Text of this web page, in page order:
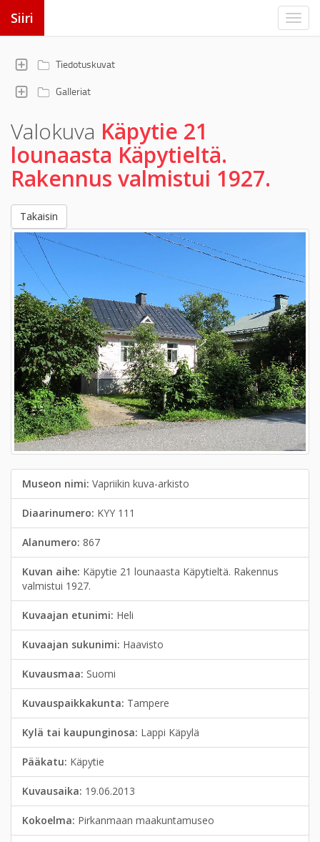
Siiri
Tiedotuskuvat
Galleriat
Valokuva Käpytie 21
lounaasta Käpytieltä.
Rakennus valmistui 1927.
Takaisin
Museon nimi: Vapriikin kuva-arkisto
Diaarinumero: KYY 111
Alanumero: 867
Kuvan aihe: Käpytie 21 lounaasta Käpytieltä. Rakennus
valmistui 1927.
Kuvaajan etunimi: Heli
Kuvaajan sukunimi: Haavisto
Kuvausmaa: Suomi
Kuvauspaikkakunta: Tampere
Kylä tai kaupunginosa: Lappi Käpylä
Pääkatu: Käpytie
Kuvausaika: 19.06.2013
Kokoelma: Pirkanmaan maakuntamuseo